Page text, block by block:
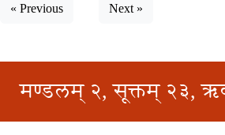
« Previous Next »
मण्डलम् २, सूक्तम् २३,